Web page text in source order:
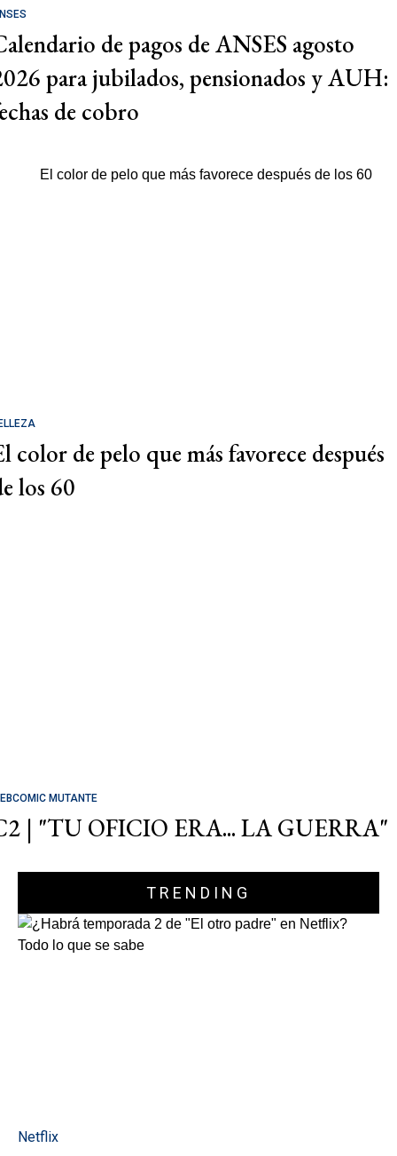
de pagos de ANSES agosto
para jubilados, pensionados y AUH:
de cobro
color de pelo que más favorece después
los 60
MUTANTE
| "TU OFICIO ERA... LA GUERRA"
TRENDING
Netflix